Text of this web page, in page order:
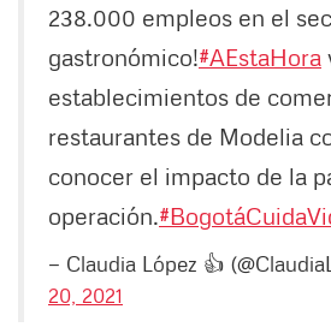
238.000 empleos en el
gastronómico!#AEstaHora
establecimientos de
restaurantes de Modelia
conocer el impacto de la
operación.
— Claudia López 👍
20, 2021